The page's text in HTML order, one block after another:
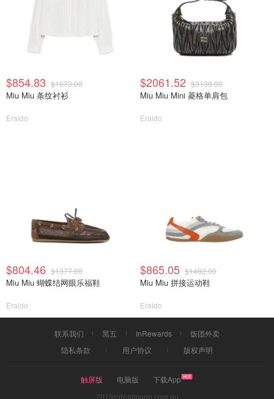
$854.83 $1673.00
Miu Miu 条纹衬衫
Eraldo
$2061.52 $3138.00
Miu Miu Mini 菱格单肩包
Eraldo
$804.46 $1377.00
Miu Miu 蝴蝶结网眼乐福鞋
Eraldo
$865.05 $1482.00
Miu Miu 拼接运动鞋
Eraldo
联系我们 黑五 InRewards
饭团外卖
隐私条款
用户协议 版权声明
触屏版 电脑版
下载App
2019©dealmoon.com.au